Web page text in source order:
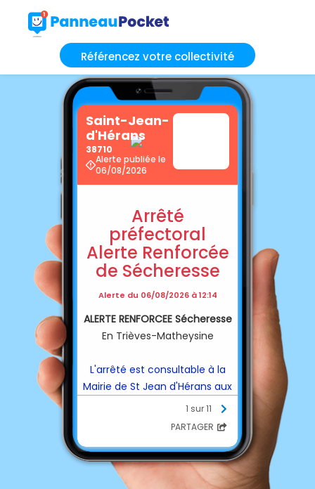
Référencez votre collectivité
Saint-Jean-
d'Hérans
38710
Alerte publiée le
06/08/2026
Arrêté
préfectoral
Alerte Renforcée
de Sécheresse
Alerte du 06/08/2026 à 12:14
ALERTE RENFORCEE Sécheresse
En Trièves-Matheysine
L'arrêté est consultable à la
Mairie de St Jean d'Hérans aux
horaires habituels d'ouverture
1 sur 11
PARTAGER